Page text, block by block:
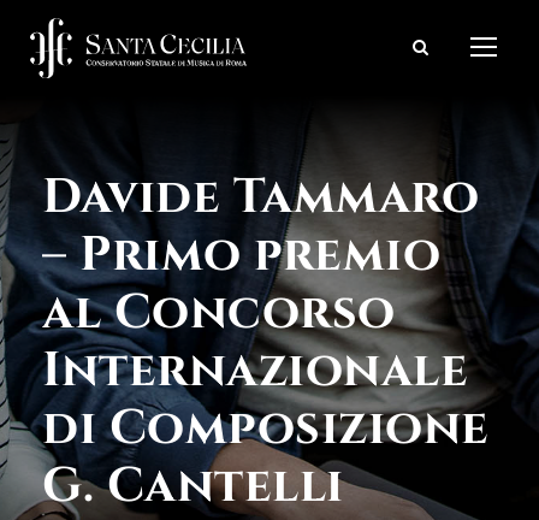
Davide Tammaro
– Primo premio
al Concorso
Internazionale
di Composizione
G. Cantelli